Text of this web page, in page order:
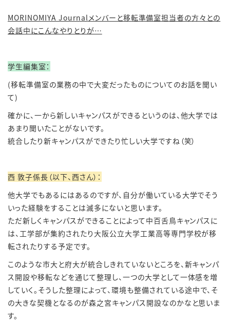
MORINOMIYA Journal メンバーと移転準備室担当者の方々との
会話中にこんなやりとりが…
学生編集室：
(移転準備室の業務の中で大変だったものについてのお話を聞い
て)
確かに、一から新しいキャンパスができるというのは、他大学では
あまり聞いたことがないです。
統合したり新キャンパスができたり忙しい大学ですね（笑）
西 敦子係長（以下、西さん）：
他大学でもあるにはあるのですが、自分が働いている大学でそう
いった経験をすることは滅多にないと思います。
ただ新しくキャンパスができることによって中百舌鳥キャンパスに
は、工学部が集約されたり大阪公立大学工業高等専門学校が移
転されたりする予定です。
このような市大と府大が統合しきれていないところを、新キャンパ
ス開設や移転などを通じて整理し、一つの大学として一体感を増
していく。そうした整理によって、環境も整備されている途中で、そ
の大きな契機となるのが森之宮キャンパス開設なのかなと思いま
す。